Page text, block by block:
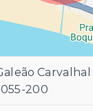
Carvalhal
200